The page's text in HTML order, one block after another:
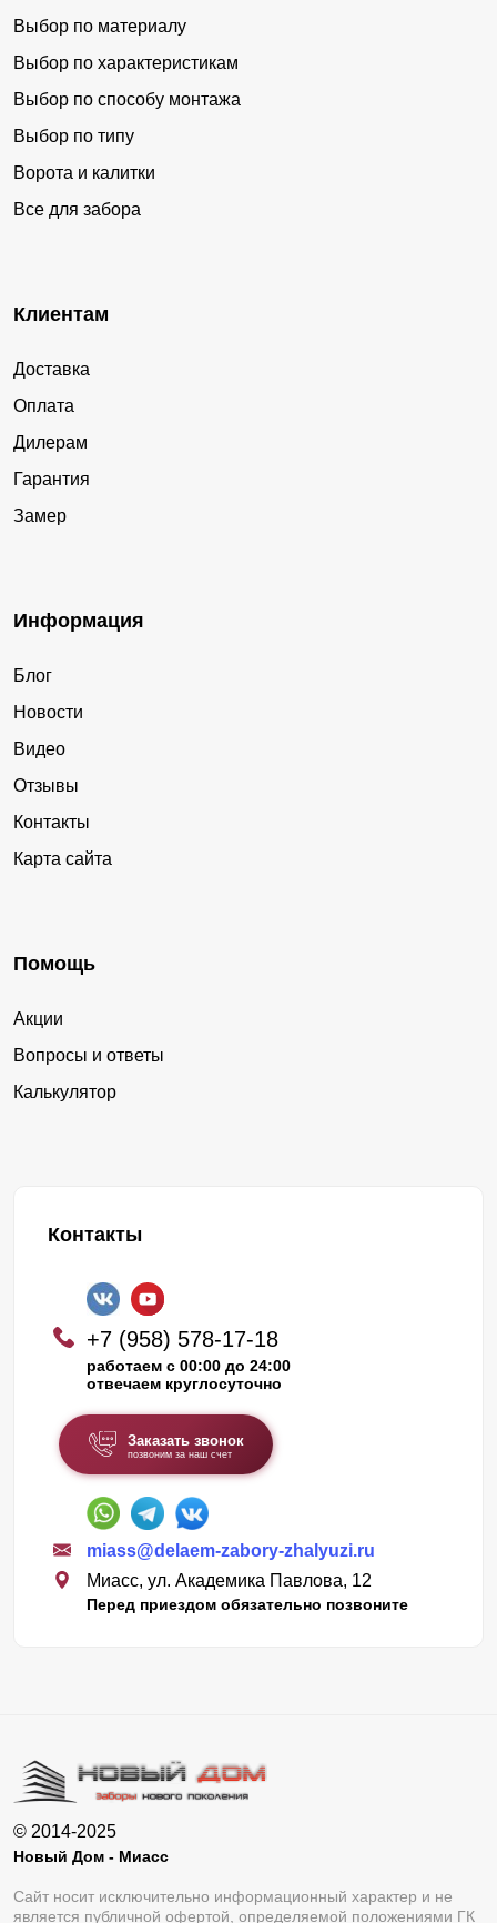
Выбор по материалу
Выбор по характеристикам
Выбор по способу монтажа
Выбор по типу
Ворота и калитки
Все для забора
Клиентам
Доставка
Оплата
Дилерам
Гарантия
Замер
Информация
Блог
Новости
Видео
Отзывы
Контакты
Карта сайта
Помощь
Акции
Вопросы и ответы
Калькулятор
Контакты
+7 (958) 578-17-18
работаем с 00:00 до 24:00
отвечаем круглосуточно
Заказать звонок
позвоним за наш счет
miass@delaem-zabory-zhalyuzi.ru
Миасс, ул. Академика Павлова, 12
Перед приездом обязательно позвоните
© 2014-2025
Новый Дом - Миасс
Сайт носит исключительно информационный характер и не
является публичной офертой, определяемой положениями ГК